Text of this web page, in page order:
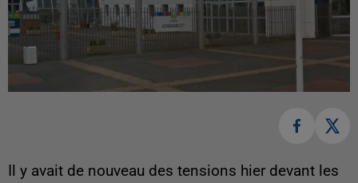
Il y avait de nouveau des tensions hier devant les